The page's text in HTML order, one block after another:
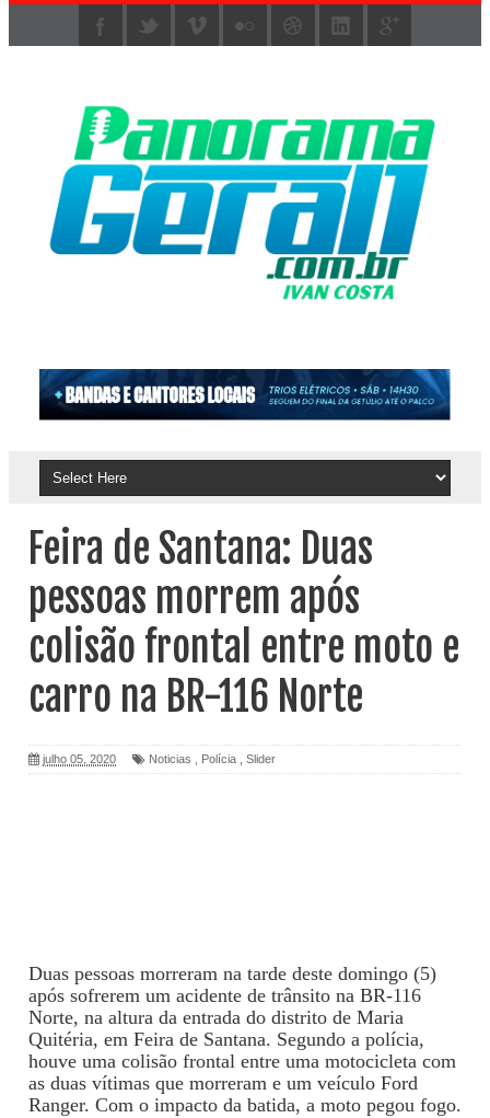
Feira de Santana: Duas
pessoas morrem após
colisão frontal entre moto e
carro na BR-116 Norte
julho 05, 2020 Noticias Polícia Slider
Duas pessoas morreram na tarde deste domingo (5)
após sofrerem um acidente de trânsito na BR-116
Norte, na altura da entrada do distrito de Maria
Quitéria, em Feira de Santana. Segundo a polícia,
houve uma colisão frontal entre uma motocicleta com
as duas vítimas que morreram e um veículo Ford
Ranger. Com o impacto da batida, a moto pegou fogo.